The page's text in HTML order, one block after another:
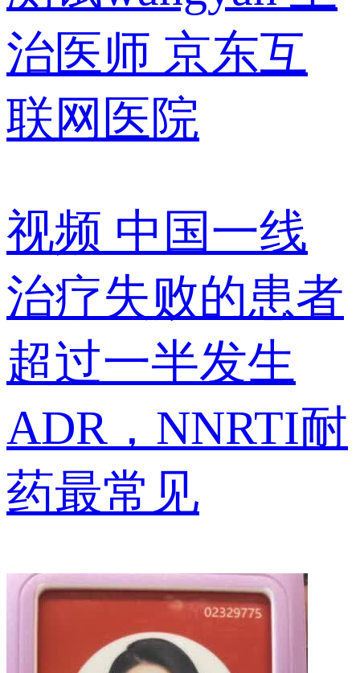
治医师 京东互
联网医院
视频 中国一线
治疗失败的患者
超过一半发生
ADR，NNRTI耐
药最常见